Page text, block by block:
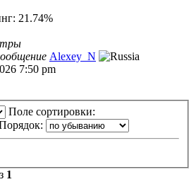
21.74%
Alexey_N
7:50 pm
Поле сортировки:
1